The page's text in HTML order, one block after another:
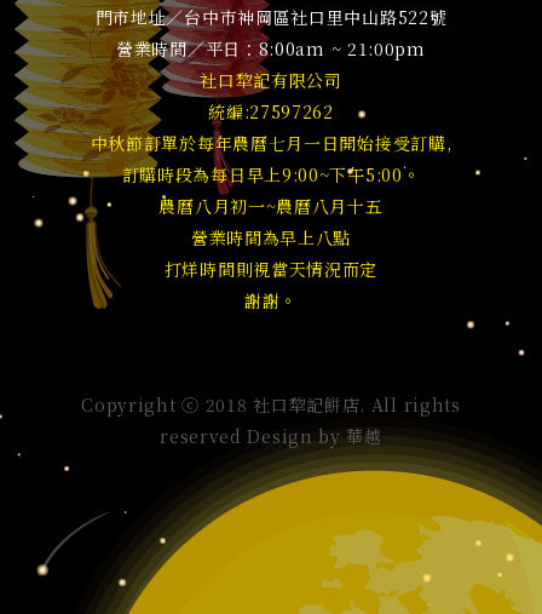
門市地址／台中市神岡區社口里中山路522號
營業時間／平日：8:00am ~ 21:00pm
社口犂記有限公司
統編:27597262
中秋節訂單於每年農曆七月一日開始接受訂購,
訂購時段為每日早上9:00~下午5:00。
農曆八月初一~農曆八月十五
營業時間為早上八點
打烊時間則視當天情況而定
謝謝。
Copyright ⓒ 2018 社口犂記餅店. All rights
reserved Design by華越